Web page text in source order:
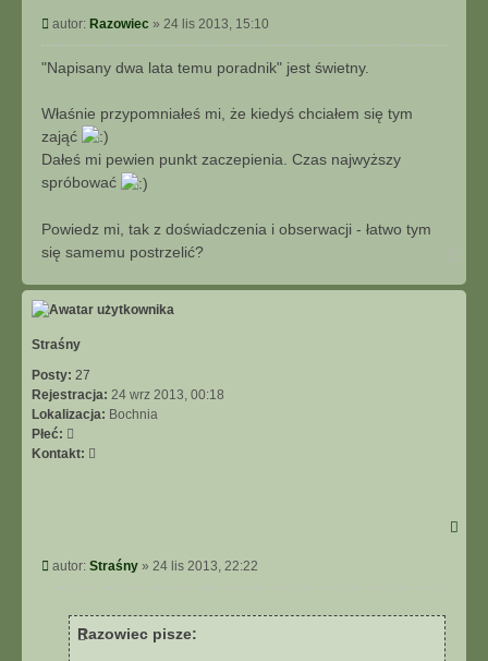
Post
autor: Razowiec » 24 lis 2013, 15:10
"Napisany dwa lata temu poradnik" jest świetny.
Właśnie przypomniałeś mi, że kiedyś chciałem się tym
zająć
Dałeś mi pewien punkt zaczepienia. Czas najwyższy
spróbować
Powiedz mi, tak z doświadczenia i obserwacji - łatwo tym
się samemu postrzelić?
górę
Straśny
Posty: 27
Rejestracja: 24 wrz 2013, 00:18
Lokalizacja: Bochnia
Płeć:
Kontakt:
Post
autor: Straśny » 24 lis 2013, 22:22
Razowiec pisze: